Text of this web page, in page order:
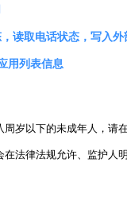
取电话状态，写入外
用列表信息
岁以下的未成年人，
法律法规允许、监护